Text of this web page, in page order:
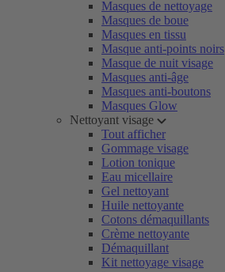
Masques de nettoyage
Masques de boue
Masques en tissu
Masque anti-points noirs
Masque de nuit visage
Masques anti-âge
Masques anti-boutons
Masques Glow
Nettoyant visage
Tout afficher
Gommage visage
Lotion tonique
Eau micellaire
Gel nettoyant
Huile nettoyante
Cotons démaquillants
Crème nettoyante
Démaquillant
Kit nettoyage visage